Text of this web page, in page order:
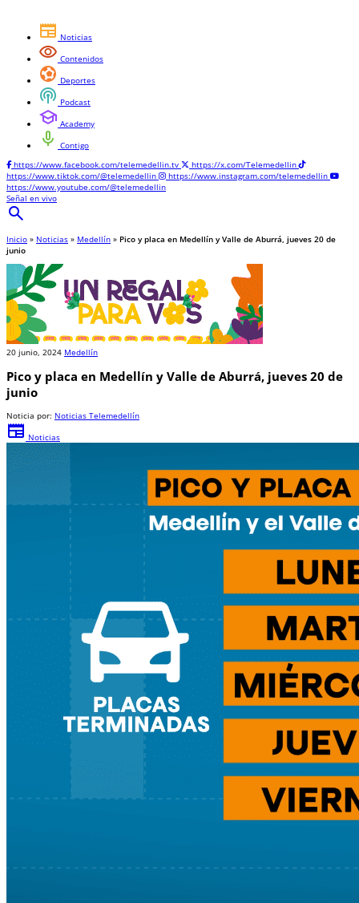
newspaper Noticias
visibility Contenidos
sports_and_outdoors Deportes
podcasts Podcast
school Academy
mic Contigo
https://www.facebook.com/telemedellin.tv
https://x.com/Telemedellin
https://www.tiktok.com/@telemedellin
https://www.instagram.com/telemedellin
https://www.youtube.com/@telemedellin
Señal en vivo
search
Inicio » Noticias » Medellín » Pico y placa en Medellín y Valle de Aburrá, jueves 20 de
junio
20 junio, 2024 Medellín
Pico y placa en Medellín y Valle de Aburrá, jueves 20 de
junio
Noticia por: Noticias Telemedellín
newspaper Noticias